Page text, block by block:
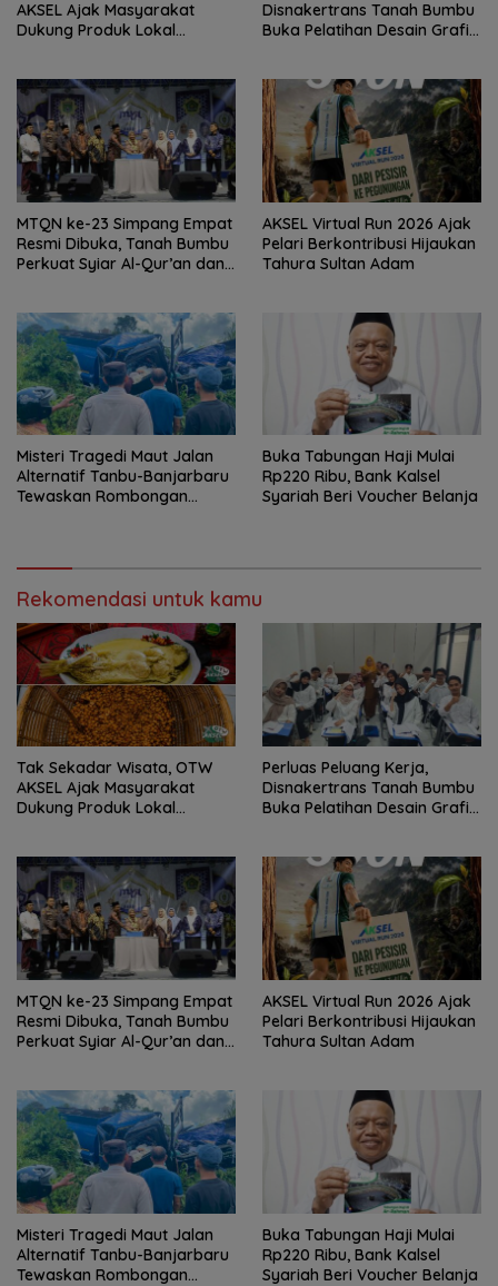
AKSEL Ajak Masyarakat
Dukung Produk Lokal
Disnakertrans Tanah Bumbu
Buka Pelatihan Desain Grafis
MTQN ke-23 Simpang Empat
Resmi Dibuka, Tanah Bumbu
Perkuat Syiar Al-Qur’an dan
AKSEL Virtual Run 2026 Ajak
Pelari Berkontribusi Hijaukan
Tahura Sultan Adam
Misteri Tragedi Maut Jalan
Alternatif Tanbu-Banjarbaru
Tewaskan Rombongan
Buka Tabungan Haji Mulai
Rp220 Ribu, Bank Kalsel
Syariah Beri Voucher Belanja
Rekomendasi untuk kamu
Tak Sekadar Wisata, OTW
AKSEL Ajak Masyarakat
Dukung Produk Lokal
Perluas Peluang Kerja,
Disnakertrans Tanah Bumbu
Buka Pelatihan Desain Grafis
MTQN ke-23 Simpang Empat
Resmi Dibuka, Tanah Bumbu
Perkuat Syiar Al-Qur’an dan
AKSEL Virtual Run 2026 Ajak
Pelari Berkontribusi Hijaukan
Tahura Sultan Adam
Misteri Tragedi Maut Jalan
Alternatif Tanbu-Banjarbaru
Tewaskan Rombongan
Buka Tabungan Haji Mulai
Rp220 Ribu, Bank Kalsel
Syariah Beri Voucher Belanja